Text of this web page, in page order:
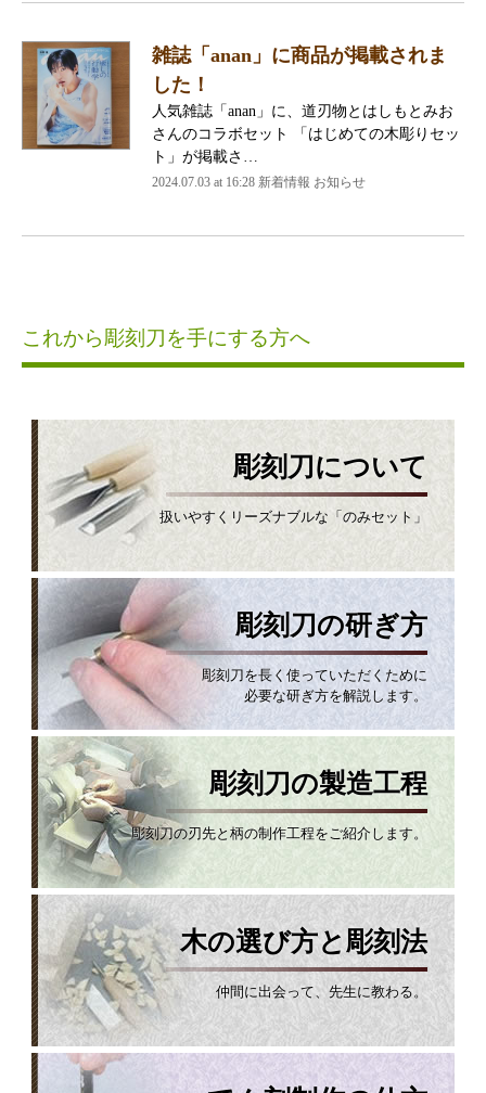
雑誌「anan」に商品が掲載されま
した！
人気雑誌「anan」に、道刃物とはしもとみお
さんのコラボセット 「はじめての木彫りセッ
ト」が掲載さ…
2024.07.03 at 16:28 新着情報 お知らせ
これから彫刻刀を手にする方へ
彫刻刀について
扱いやすくリーズナブルな「のみセット」
彫刻刀の研ぎ方
彫刻刀を長く使っていただくために
必要な研ぎ方を解説します。
彫刻刀の製造工程
彫刻刀の刃先と柄の制作工程をご紹介します。
木の選び方と彫刻法
仲間に出会って、先生に教わる。